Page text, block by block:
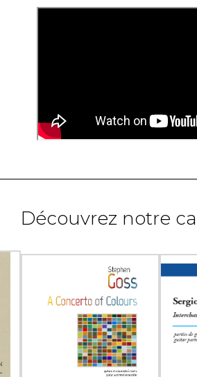
Découvrez notre